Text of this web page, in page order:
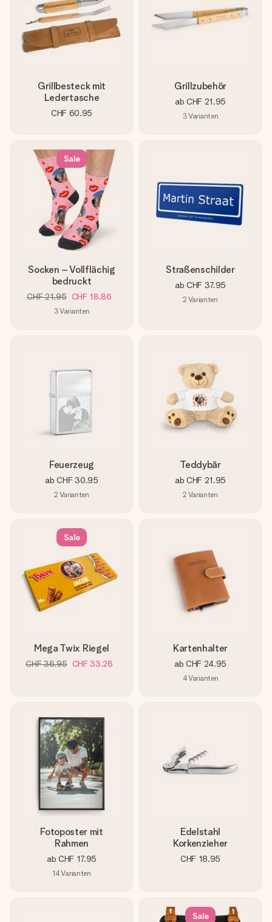
Grillbesteck mit
Ledertasche
CHF 60.95
Grillzubehör
ab CHF 21.95
3Varianten
Sale
Socken – Vollflächig
bedruckt
CHF 21.95 CHF 18.86
3Varianten
Straßenschilder
ab CHF 37.95
2 Varianten
Feuerzeug
ab CHF 30.95
2 Varianten
Teddybär
ab CHF 21.95
2 Varianten
Sale
Mega Twix Riegel
CHF 36.95 CHF 33.26
Kartenhalter
ab CHF 24.95
4Varianten
Fotoposter mit
Rahmen
ab CHF 17.95
14Varianten
Edelstahl
Korkenzieher
CHF 18.95
Sale